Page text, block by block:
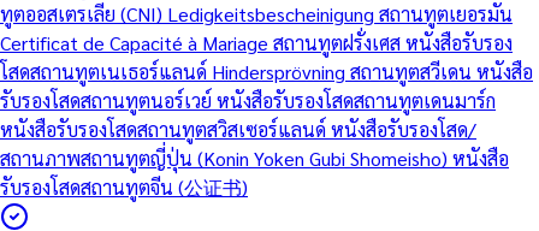
ทูตออสเตรเลีย (CNI) Ledigkeitsbescheinigung สถานทูตเยอรมัน
Certificat de Capacité à Mariage สถานทูตฝรั่งเศสหนังสือรับรอง
โสดสถานทูตเนเธอร์แลนด์ Hindersprövning สถานทูตสวีเดน หนังสือ
รับรองโสดสถานทูตนอร์เวย์ หนังสือรับรองโสดสถานทูตเดนมาร์ก
หนังสือรับรองโสดสถานทูตสวิสเซอร์แลนด์ หนังสือรับรองโสด/
สถานภาพสถานทูตญี่ปุ่น (Konin Yoken Gubi Shomeisho) หนังสือ
รับรองโสดสถานทูตจีน (公证书)